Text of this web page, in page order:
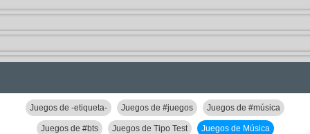
Juegos de -etiqueta- Juegos de #juegos Juegos de #música
Juegos de #bts Juegos de Tipo Test Juegos de Música